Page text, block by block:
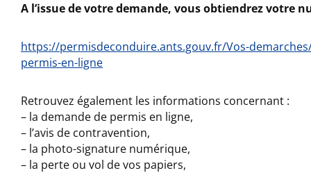
A l’issue de votre demande, vous obtiendrez votre
https://permisdeconduire.ants.gouv.fr/Vos-
permis-en-ligne
Retrouvez également les informations concernant :
– la demande de permis en ligne,
– l’avis de contravention,
– la photo-signature numérique,
– la perte ou vol de vos papiers,